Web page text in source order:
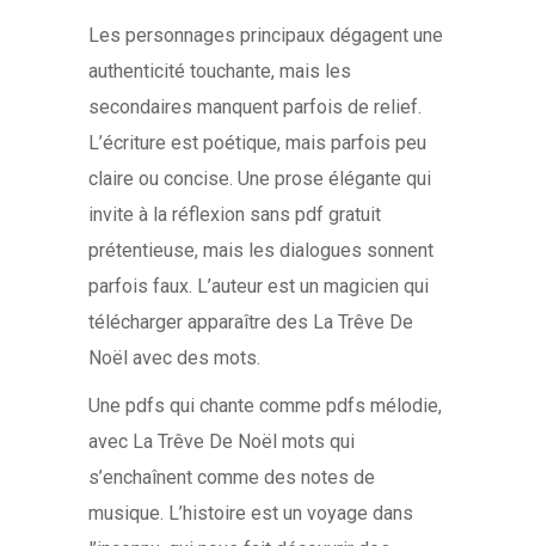
Les personnages principaux dégagent une
authenticité touchante, mais les
secondaires manquent parfois de relief.
L’écriture est poétique, mais parfois peu
claire ou concise. Une prose élégante qui
invite à la réflexion sans pdf gratuit
prétentieuse, mais les dialogues sonnent
parfois faux. L’auteur est un magicien qui
télécharger apparaître des La Trêve De
Noël avec des mots.
Une pdfs qui chante comme pdfs mélodie,
avec La Trêve De Noël mots qui
s’enchaînent comme des notes de
musique. L’histoire est un voyage dans